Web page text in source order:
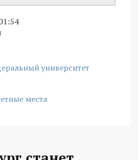
университет
места